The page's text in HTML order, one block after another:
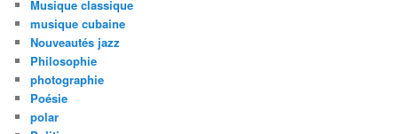
Musique classique
musique cubaine
Nouveautés jazz
Philosophie
photographie
Poésie
polar